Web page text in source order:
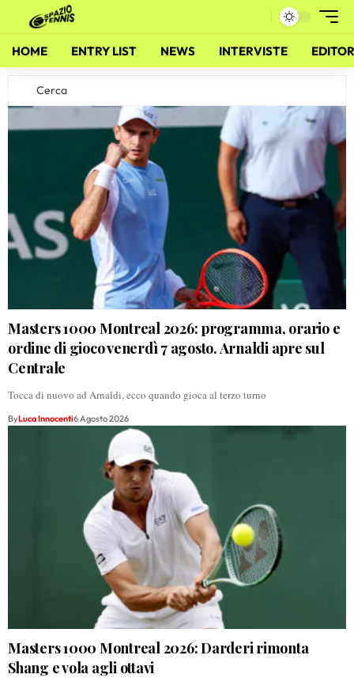
HOME ENTRY LIST NEWS INTERVISTE
Masters 1000 Montreal 2026: programma, orario e
ordine di gioco venerdì 7 agosto. Arnaldi apre sul
Centrale
Tocca di nuovo ad Arnaldi, ecco quando gioca al terzo turno
ByLuca Innocenti6 Agosto 2026
Masters 1000 Montreal 2026: Darderi rimonta
Shang e vola agli ottavi